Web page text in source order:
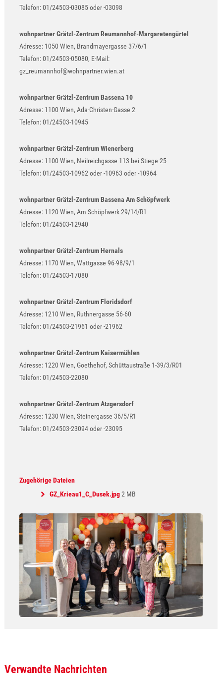
Telefon: 01/24503-03085 oder -03098
wohnpartner Grätzl-Zentrum Reumannhof-Margaretengürtel
Adresse: 1050 Wien, Brandmayergasse 37/6/1
Telefon: 01/24503-05080, E-Mail:
gz_reumannhof@wohnpartner.wien.at
wohnpartner Grätzl-Zentrum Bassena 10
Adresse: 1100 Wien, Ada-Christen-Gasse 2
Telefon: 01/24503-10945
wohnpartner Grätzl-Zentrum Wienerberg
Adresse: 1100 Wien, Neilreichgasse 113 bei Stiege 25
Telefon: 01/24503-10962 oder -10963 oder -10964
wohnpartner Grätzl-Zentrum Bassena Am Schöpfwerk
Adresse: 1120 Wien, Am Schöpfwerk 29/14/R1
Telefon: 01/24503-12940
wohnpartner Grätzl-Zentrum Hernals
Adresse: 1170 Wien, Wattgasse 96-98/9/1
Telefon: 01/24503-17080
wohnpartner Grätzl-Zentrum Floridsdorf
Adresse: 1210 Wien, Ruthnergasse 56-60
Telefon: 01/24503-21961 oder -21962
wohnpartner Grätzl-Zentrum Kaisermühlen
Adresse: 1220 Wien, Goethehof, Schüttaustraße 1-39/3/R01
Telefon: 01/24503-22080
wohnpartner Grätzl-Zentrum Atzgersdorf
Adresse: 1230 Wien, Steinergasse 36/5/R1
Telefon: 01/24503-23094 oder -23095
Zugehörige Dateien
GZ_Krieau1_C_Dusek.jpg2 MB
Show larger version
Verwandte Nachrichten